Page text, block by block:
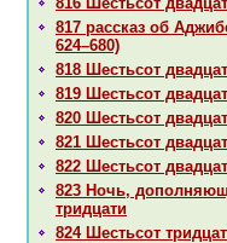
817 paссказ об
624–680)
818 Шестьсот
819 Шестьсот
820 Шестьсот
821 Шестьсот
822 Шестьсот
823 Ночь,
тридцати
824 Шестьсот